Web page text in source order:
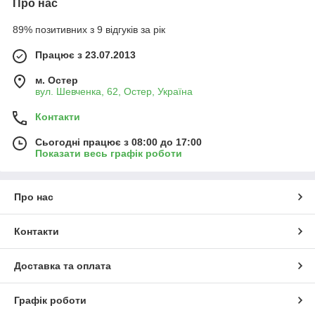
Про нас
89% позитивних з 9 відгуків за рік
Працює з 23.07.2013
м. Остер
вул. Шевченка, 62, Остер, Україна
Контакти
Сьогодні працює з 08:00 до 17:00
Показати весь графік роботи
Про нас
Контакти
Доставка та оплата
Графік роботи